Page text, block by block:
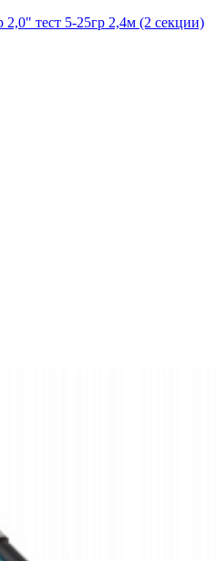
тест 5-25гр 2,4м (2 секции)